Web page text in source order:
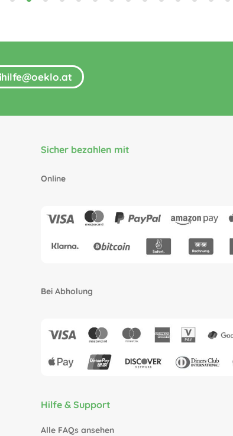
hilfe@oeklo.at
Sicher bezahlen mit
Online
Bei Abholung
Hilfe & Support
Alle FAQs ansehen